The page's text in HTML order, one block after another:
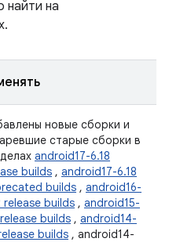
найти на
новые сборки и
старые сборки в
android17-6.18
builds , android17-6.18
builds , android16-
release builds , android15-
builds , android14-
builds , android14-